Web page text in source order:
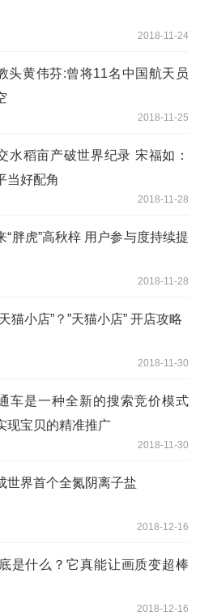
2018-11-24
头黄伟芬:曾将11名中国航天员
2018-11-25
水稻亩产破世界纪录 宋福如：
当好配角
2018-11-28
“胖虎”高秋梓 用户参与度持续提
2018-11-28
猫小店”？”天猫小店” 开店攻略
2018-11-30
车是一种全新的搜索竞价模式
现宝贝的精准推广
2018-11-30
世界首个全氮阴离子盐
2018-12-16
是什么？它真能让画质变超棒
2018-12-16